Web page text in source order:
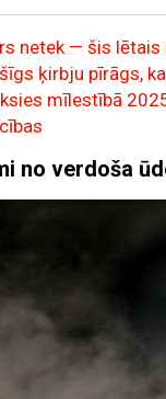
netek — šis
ķirbju pīrāgs,
mīlestībā
no verdoša